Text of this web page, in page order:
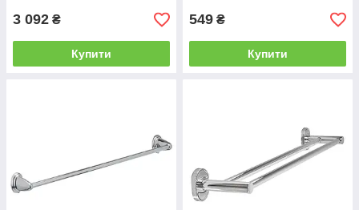
3 092 ₴
Купити
549 ₴
Купити